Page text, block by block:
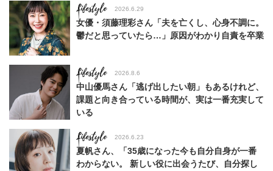
Lifestyle 2026.6.29
女優・須藤理彩さん「夫を亡くし、心身不調に。
鬱だと思っていたら…」原因がわかり自責を卒業
Lifestyle 2026.8.6
中山優馬さん「逃げ出したい朝」もあるけれど、
課題と向き合っている時間が、実は一番充実して
いる
Lifestyle 2026.6.23
夏帆さん、「35歳になった今も自分自身が一番
わからない。 新しい役に出会うたび、自分探し